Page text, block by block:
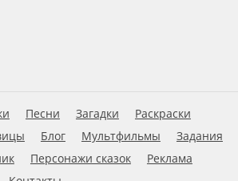
Песни Загадки
Раскраски
Блог Мультфильмы
Задания
Персонажи сказок
Реклама